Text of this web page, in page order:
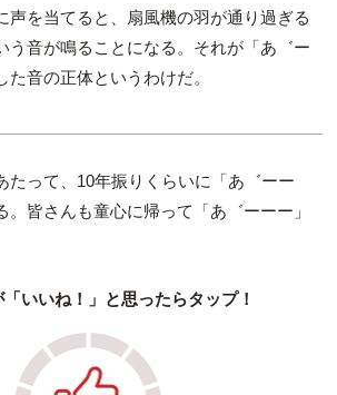
声を当てると、扇風機の羽が通り過ぎる
う音が鳴ることになる。それが「あ゛ー
た音の正体というわけだ。
たって、10年振りくらいに「あ゛ーー
。皆さんも童心に帰って「あ゛ーーー」
いいね！」と思ったらタップ！